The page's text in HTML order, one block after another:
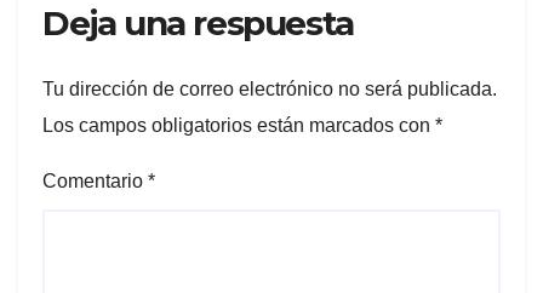
Deja una respuesta
Tu dirección de correo electrónico no será publicada.
Los campos obligatorios están marcados con *
Comentario *